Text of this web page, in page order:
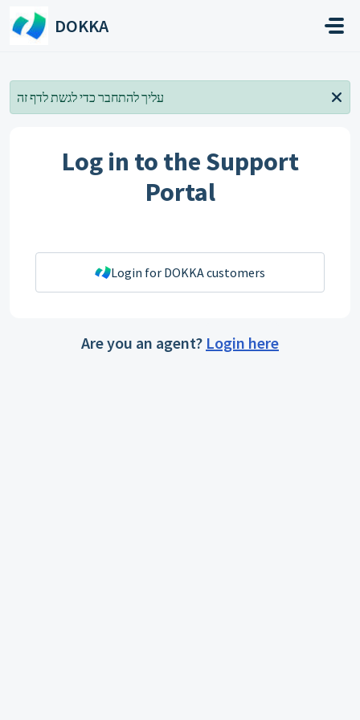
Skip to main content
DOKKA
עליך להתחבר כדי לגשת לדף זה
Log in to the Support
Portal
Login for DOKKA customers
Are you an agent? Login here